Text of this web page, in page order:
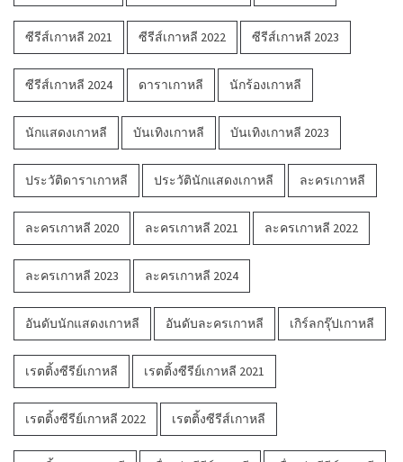
ซีรีส์เกาหลี 2021 ซีรีส์เกาหลี 2022 ซีรีส์เกาหลี 2023
ซีรีส์เกาหลี 2024 ดาราเกาหลี นักร้องเกาหลี
นักแสดงเกาหลี บันเทิงเกาหลี บันเทิงเกาหลี 2023
ประวัติดาราเกาหลี ประวัตินักแสดงเกาหลี ละครเกาหลี
ละครเกาหลี 2020 ละครเกาหลี 2021 ละครเกาหลี 2022
ละครเกาหลี 2023 ละครเกาหลี 2024
อันดับนักแสดงเกาหลี อันดับละครเกาหลี เกิร์ลกรุ๊ปเกาหลี
เรตติ้งซีรีย์เกาหลี เรตติ้งซีรีย์เกาหลี 2021
เรตติ้งซีรีย์เกาหลี 2022 เรตติ้งซีรีส์เกาหลี